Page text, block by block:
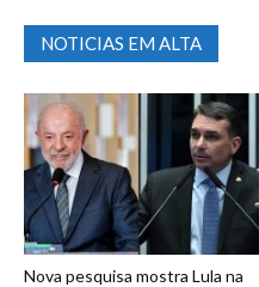
NOTICIAS EM ALTA
Nova pesquisa mostra Lula na